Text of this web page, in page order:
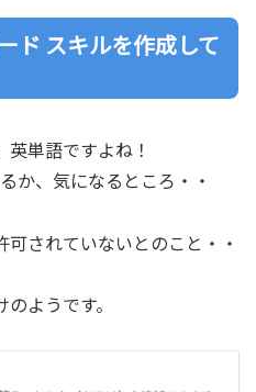
ド スキルを作成して
単語ですよね！
か、気になるところ・・
されていないとのこと・・
ようです。